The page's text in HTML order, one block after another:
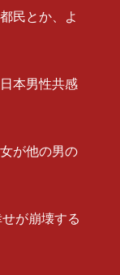
民とか、よ
本男性共感
が他の男の
が崩壊する